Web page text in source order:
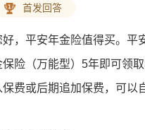
首发回答
好，平安年金险值得买。平
保险（万能型）5年即可领
保费或后期追加保费，可